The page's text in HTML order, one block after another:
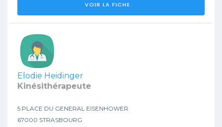
VOIR LA FICHE
Elodie Heidinger
Kinésithérapeute
5 PLACE DU GENERAL EISENHOWER
67000 STRASBOURG